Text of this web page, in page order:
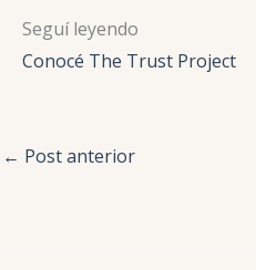
Seguí leyendo
Conocé The Trust Project
← Post anterior